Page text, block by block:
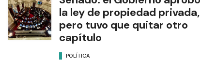
la ley de propiedad privada,
pero tuvo que quitar otro
capítulo
POLÍTICA